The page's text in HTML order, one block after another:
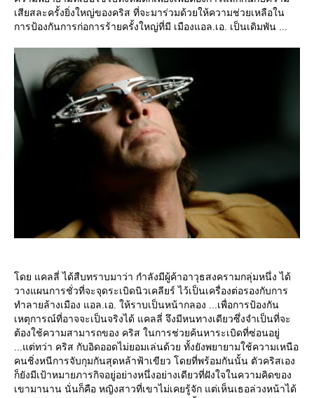
เสียสละครั้งยิ่งใหญ่ของคริส ที่จะมาร่วมด้วยให้ความช่วยเหลือใน
การป้องกันการก่อการร้ายครั้งใหญ่ที่มี เมืองแอล.เอ. เป็นเดิมพัน ...
ดย แคลลี่ ได้สืบทราบมาว่า กำลังมีผู้ค้าอาวุธสงครามกลุ่มหนึ่ง ได้
วางแผนการชั่วที่จะจุดระเบิดนิวเคลียร์ ไว้เป็นเครื่องต่อรองกับการ
ทำลายล้างเมือง แอล.เอ. ให้ราบเป็นหน้ากลอง ...เพื่อการป้องกัน
เหตุการณ์ที่อาจจะเป็นจริงได้ แคลลี่ จึงมีหนทางเดียวซึ่งจำเป็นที่จะ
ต้องใช้ความสามารถของ คริส ในการช่วยค้นหาระเบิดที่ซ่อนอยู่
...แต่ทว่า คริส กับอิดออดไม่ยอมเล่นด้วย ทั้งยังพยายามใช้ความเหนือ
คนชิ่งหนีการจับกุมกันสุดหล้าฟ้าเขียว โดยที่พร้อมกันนั้น ตัวคริสเอง
ก็ยังมีเป้าหมายภารกิจอยู่อย่างหนึ่งอย่างเดียวที่ฝังใจในความคิดของ
เขามานาน นั่นก็คือ หญิงสาวที่เขาไม่เคยรู้จัก แต่เห็นเธอล่วงหน้าได้